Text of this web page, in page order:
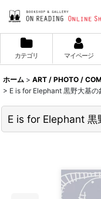
カテゴリ マイページ
ホーム > ART / PHOTO /
> E is for Elephant 黒野大基の
E is for Elephant 黒